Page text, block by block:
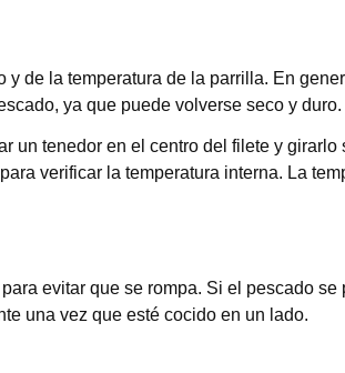
de la temperatura de la parrilla. En
ya que puede volverse seco y duro.
un tenedor en el centro del filete y
verificar la temperatura interna. La
evitar que se rompa. Si el pescado
una vez que esté cocido en un lado.